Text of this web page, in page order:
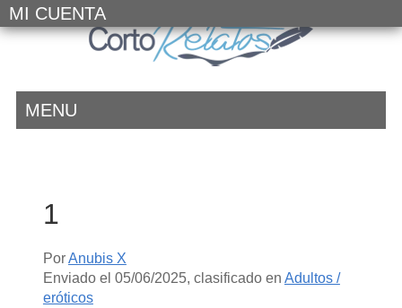
MI CUENTA
MENU
1
PorAnubis X
Enviado el 05/06/2025, clasificado en Adultos /
eróticos